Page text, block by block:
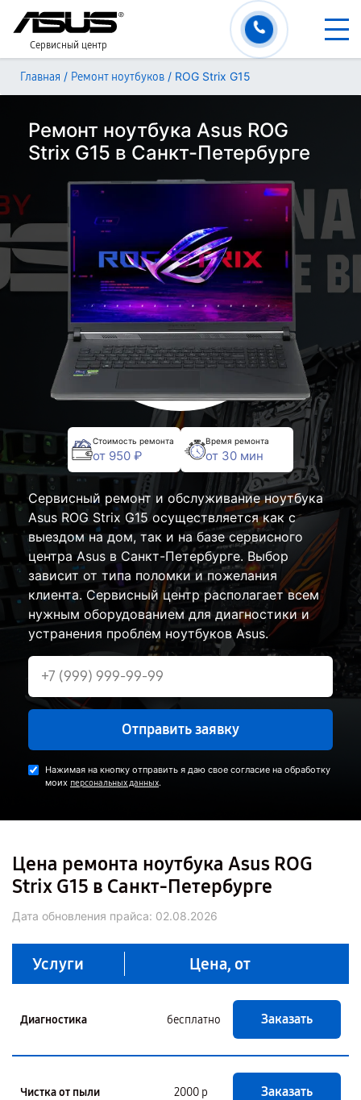
Сервисный центр
Главная / Ремонт ноутбуков / ROG Strix G15
Ремонт ноутбука Asus ROG
Strix G15 в Санкт-Петербурге
Стоимость ремонта
от 950 ₽
Время ремонта
от 30 мин
Сервисный ремонт и обслуживание ноутбука
Asus ROG Strix G15 осуществляется как с
выездом на дом, так и на базе сервисного
центра Asus в Санкт-Петербурге. Выбор
зависит от типа поломки и пожелания
клиента. Сервисный центр располагает всем
нужным оборудованием для диагностики и
устранения проблем ноутбуков Asus.
Отправить заявку
Нажимая на кнопку отправить я даю свое согласие на обработку
моих персональных данных.
Цена ремонта ноутбука Asus ROG
Strix G15 в Санкт-Петербурге
Дата обновления прайса: 02.08.2026
Услуги Цена, от
Диагностика бесплатно Заказать
Чистка от пыли 2000 р Заказать